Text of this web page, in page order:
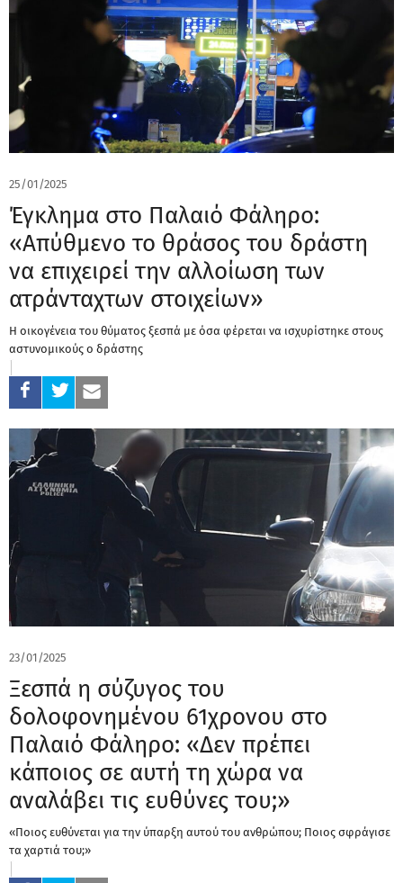
25/01/2025
Έγκλημα στο Παλαιό Φάληρο:
«Απύθμενο το θράσος του δράστη
να επιχειρεί την αλλοίωση των
ατράνταχτων στοιχείων»
Η οικογένεια του θύματος ξεσπά με όσα φέρεται να ισχυρίστηκε στους
αστυνομικούς ο δράστης
23/01/2025
Ξεσπά η σύζυγος του
δολοφονημένου 61χρονου στο
Παλαιό Φάληρο: «Δεν πρέπει
κάποιος σε αυτή τη χώρα να
αναλάβει τις ευθύνες του;»
«Ποιος ευθύνεται για την ύπαρξη αυτού του ανθρώπου; Ποιος σφράγισε
τα χαρτιά του;»